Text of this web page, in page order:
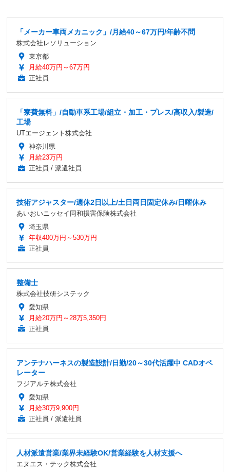
「メーカー車両メカニック」/月給40～67万円/年齢不問
株式会社レソリューション
東京都
月給40万円～67万円
正社員
「寮費無料」/自動車系工場/組立・加工・プレス/高収入/製造/
工場
UTエージェント株式会社
神奈川県
月給23万円
正社員 / 派遣社員
技術アジャスター/週休2日以上/土日両日固定休み/日曜休み
あいおいニッセイ同和損害保険株式会社
埼玉県
年収400万円～530万円
正社員
整備士
株式会社技研システック
愛知県
月給20万円～28万5,350円
正社員
アンテナハーネスの製造設計/日勤/20～30代活躍中 CADオペ
レーター
フジアルテ株式会社
愛知県
月給30万9,900円
正社員 / 派遣社員
人材派遣営業/業界未経験OK/営業経験を人材支援へ
エヌエス・テック株式会社